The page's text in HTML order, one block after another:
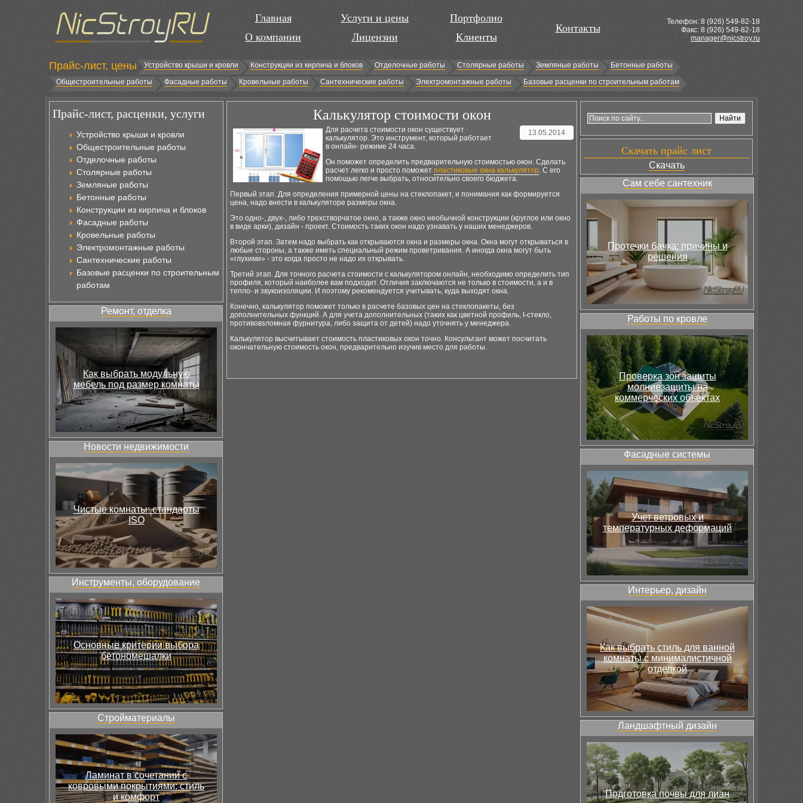
Главная
О компании
Услуги и цены
Лицензии
Портфолио
Клиенты
Контакты
Телефон: 8 (926) 549-82-18
Факс: 8 (926) 549-82-18
manager@nicstroy.ru
Прайс-лист, цены Устройство крыши и кровли Конструкции из кирпича и блоков Отделочные работы Столярные работы Земляные работы
Бетонные работы
Общестроительные работы
Фасадные работы Кровельные работы Сантехнические работы Электромонтажные работы Базовые расценки по строительным работам
Прайс-лист, расценки, услуги
Устройство крыши и кровли
Общестроительные работы
Отделочные работы
Столярные работы
Земляные работы
Бетонные работы
Конструкции из кирпича и блоков
Фасадные работы
Кровельные работы
Электромонтажные работы
Сантехнические работы
Базовые расценки по строительным
работам
Ремонт, отделка
Как выбрать модульную
мебель под размер комнаты
Новости недвижимости
Чистые комнаты: стандарты
ISO
Инструменты, оборудование
Основные критерии выбора
бетономешалки
Стройматериалы
Ламинат в сочетании с
ковровыми покрытиями: стиль
и комфорт
Калькулятор стоимости окон
13.05.2014
Для расчета стоимости окон существует
калькулятор. Это инструмент, который работает
в онлайн- режиме 24 часа.
Он поможет определить предварительную стоимостью окон. Сделать
расчет легко и просто поможет пластиковые окна калькулятор. С его
помощью легче выбрать, относительно своего бюджета.
Первый этап. Для определения примерной цены на стеклопакет, и понимания как формируется
цена, надо внести в калькуляторе размеры окна.
Это одно-, двух-, либо трехстворчатое окно, а также окно необычной конструкции (круглое или окно
в виде арки), дизайн - проект. Стоимость таких окон надо узнавать у наших менеджеров.
Второй этап. Затем надо выбрать как открываются окна и размеры окна. Окна могут открываться в
любые стороны, а также иметь специальный режим проветривания. А иногда окна могут быть
«глухими» - это когда просто не надо их открывать.
Третий этап. Для точного расчета стоимости с калькулятором онлайн, необходимо определить тип
профиля, который наиболее вам подходит. Отличия заключаются не только в стоимости, а и в
тепло- и звукоизоляции. И поэтому рекомендуется учитывать, куда выходят окна.
Конечно, калькулятор поможет только в расчете базовых цен на стеклопакеты, без
дополнительных функций. А для учета дополнительных (таких как цветной профиль, I-стекло,
противовзломная фурнитура, либо защита от детей) надо уточнять у менеджера.
Калькулятор высчитывает стоимость пластиковых окон точно. Консультант может посчитать
окончательную стоимость окон, предварительно изучив место для работы.
Скачать прайс лист
Скачать
Сам себе сантехник
Протечки бачка: причины и
решения
Работы по кровле
Проверка зон защиты
молниезащиты на
коммерческих объектах
Фасадные системы
Учет ветровых и
температурных деформаций
Интерьер, дизайн
Как выбрать стиль для ванной
комнаты с минималистичной
отделкой
Ландшафтный дизайн
Подготовка почвы для лиан